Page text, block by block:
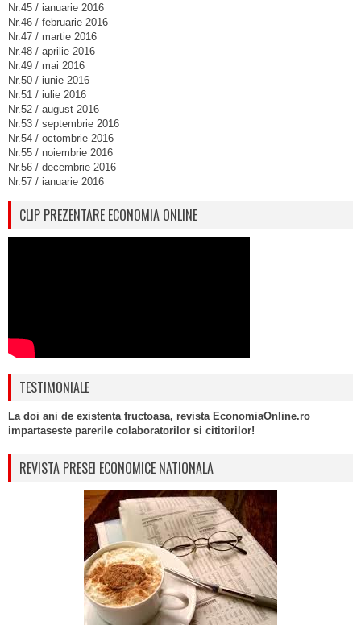
Nr.45 / ianuarie 2016
Nr.46 / februarie 2016
Nr.47 / martie 2016
Nr.48 / aprilie 2016
Nr.49 / mai 2016
Nr.50 / iunie 2016
Nr.51 / iulie 2016
Nr.52 / august 2016
Nr.53 / septembrie 2016
Nr.54 / octombrie 2016
Nr.55 / noiembrie 2016
Nr.56 / decembrie 2016
Nr.57 / ianuarie 2016
CLIP PREZENTARE ECONOMIA ONLINE
TESTIMONIALE
La doi ani de existenta fructoasa, revista EconomiaOnline.ro
impartaseste parerile colaboratorilor si cititorilor!
REVISTA PRESEI ECONOMICE NATIONALA